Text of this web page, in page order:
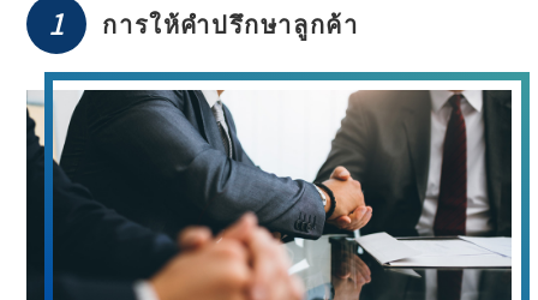
1 การให้คำปรึกษาลูกค้า